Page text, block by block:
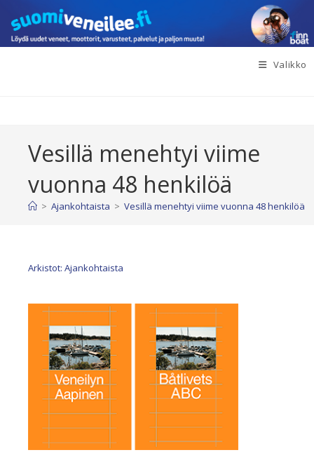
suoraan
sisältöön
Valikko
Vesillä menehtyi viime
vuonna 48 henkilöä
> Ajankohtaista > Vesillä menehtyi viime vuonna 48 henkilöä
Arkistot: Ajankohtaista